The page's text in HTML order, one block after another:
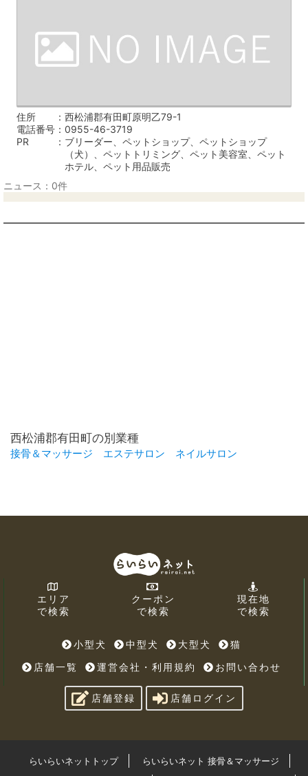
住所
西松浦郡有田町原明乙79-1
電話番号
0955-46-3719
PR
ブリーダー、ペットショップ、ペットショップ
（犬）、ペットトリミング、ペット美容室、ペット
ホテル、ペット用品販売
ニュース：0件
西松浦郡有田町の別業種
接骨＆マッサージ エステサロン ネイルサロン
エリア
で検索
クーポン
で検索
現在地
で検索
小型犬 中型犬 大型犬
猫
店舗一覧
運営会社・利用規約 お問い合わせ
店舗登録 店舗ログイン
らいらいネットトップ らいらいネット 接骨＆マッサージ